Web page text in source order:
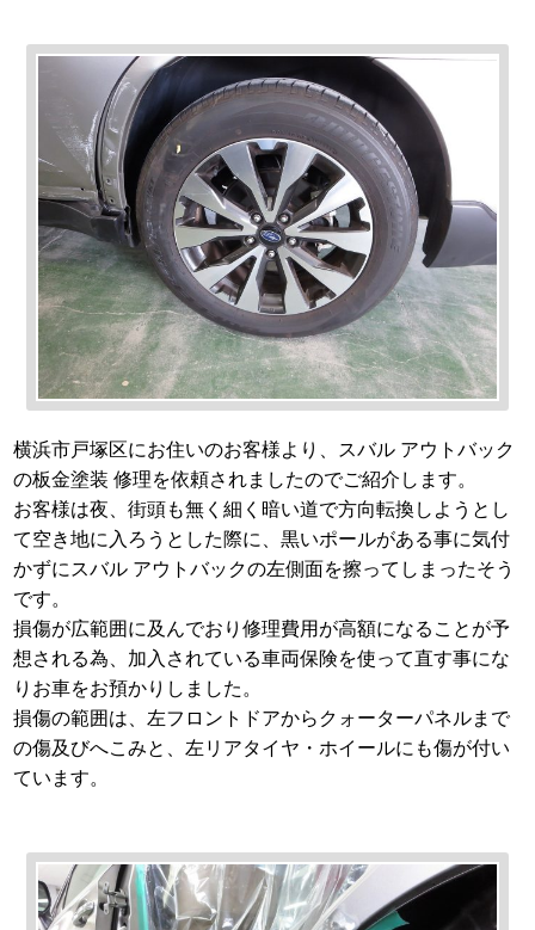
横浜市戸塚区にお住いのお客様より、スバル アウトバック
の板金塗装 修理を依頼されましたのでご紹介します。
お客様は夜、街頭も無く細く暗い道で方向転換しようとし
て空き地に入ろうとした際に、黒いポールがある事に気付
かずにスバル アウトバックの左側面を擦ってしまったそう
です。
損傷が広範囲に及んでおり修理費用が高額になることが予
想される為、加入されている車両保険を使って直す事にな
りお車をお預かりしました。
損傷の範囲は、左フロントドアからクォーターパネルまで
の傷及びへこみと、左リアタイヤ・ホイールにも傷が付い
ています。